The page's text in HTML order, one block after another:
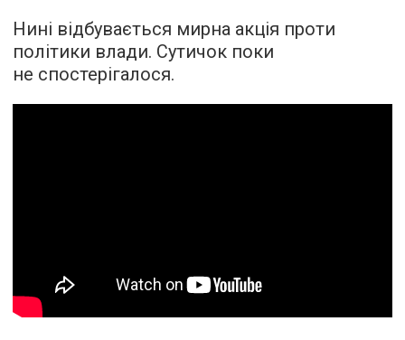
Нині відбувається мирна акція проти
політики влади. Сутичок поки
не спостерігалося.